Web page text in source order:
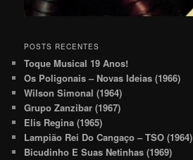
POSTS RECENTES
Toque Musical 19 Anos!
Os Poligonais – Novas Ideias (1966)
Wilson Simonal (1964)
Grupo Zanzibar (1967)
Elis Regina (1965)
Lampião Rei Do Cangaço – TSO (1964)
Bicudinho E Suas Netinhas (1969)